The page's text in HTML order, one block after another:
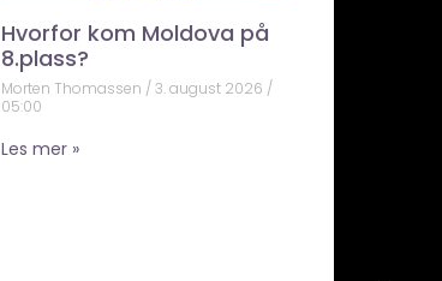
Hvorfor kom Moldova på
8.plass?
Morten Thomassen
3. august 2026
05:00
Les mer »